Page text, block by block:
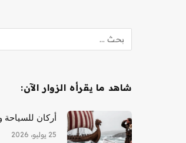
شاهد ما يقرأه الزوار الآن:
أركان للسياحة
25 يوليو، 2026